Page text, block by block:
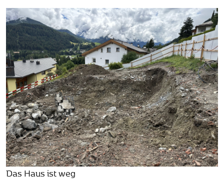
Das Haus ist weg